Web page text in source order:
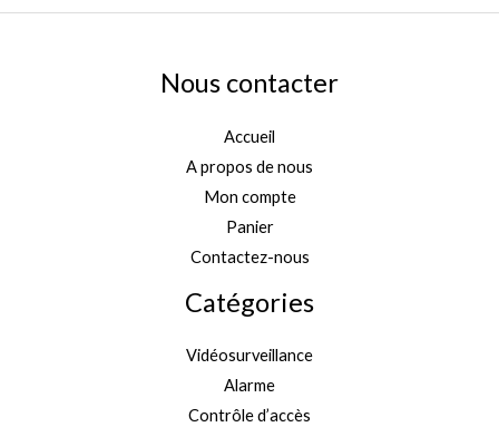
Nous contacter
Accueil
A propos de nous
Mon compte
Panier
Contactez-nous
Catégories
Vidéosurveillance
Alarme
Contrôle d’accès